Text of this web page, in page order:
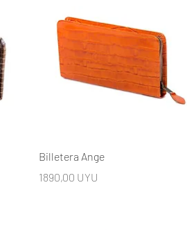
Vista rápida
Billetera Ange
Precio
1890,00 UYU